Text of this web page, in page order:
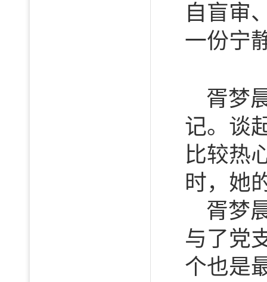
自盲审
一份宁
胥梦
记。谈
比较热
时，她
胥梦
与了党
个也是